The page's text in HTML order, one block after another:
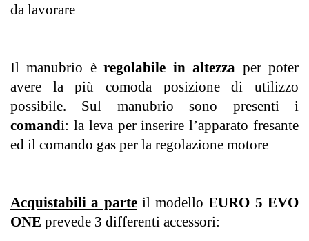
da lavorare
Il manubrio èregolabile in altezza per poter
avere la più comoda posizione di utilizzo
possibile. Sul manubrio sono presenti i
comandi: la leva per inserire l’apparato fresante
ed il comando gas per la regolazione motore
Acquistabili a parteil modelloEURO 5 EVO
ONE prevede 3 differenti accessori: